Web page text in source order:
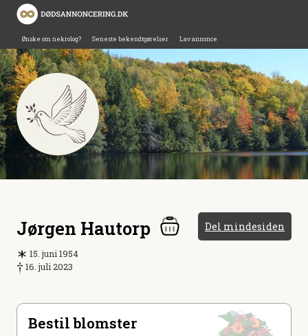
Ønske om nekrolog? Seneste bekendtgørelser Lav annonce
Jørgen Hautorp Del mindesiden
15. juni 1954
16. juli 2023
Bestil blomster